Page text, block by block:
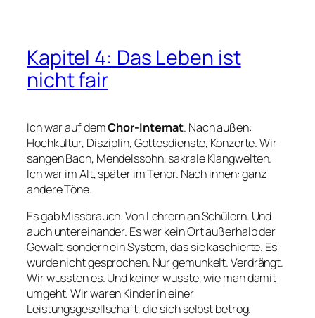
Kapitel 4: Das Leben ist
nicht fair
Ich war auf demChor-Internat. Nach außen:
Hochkultur, Disziplin, Gottesdienste, Konzerte. Wir
sangen Bach, Mendelssohn, sakrale Klangwelten.
Ich war im Alt, später im Tenor. Nach innen: ganz
andere Töne.
Es gab Missbrauch. Von Lehrern an Schülern. Und
auch untereinander. Es war kein Ort außerhalb der
Gewalt, sondern ein System, das sie kaschierte. Es
wurde nicht gesprochen. Nur gemunkelt. Verdrängt.
Wir wussten es. Und keiner wusste, wie man damit
umgeht. Wir waren Kinder in einer
Leistungsgesellschaft, die sich selbst betrog.